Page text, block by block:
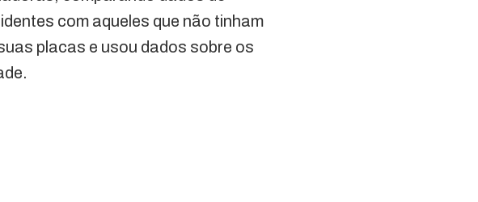
com aqueles que não tinham
placas e usou dados sobre os